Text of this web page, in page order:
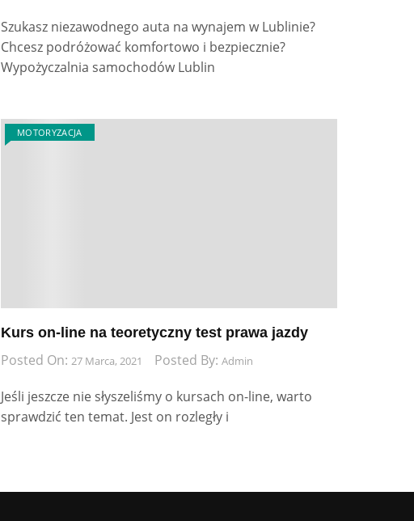
Szukasz niezawodnego auta na wynajem w Lublinie?
Chcesz podróżować komfortowo i bezpiecznie?
Wypożyczalnia samochodów Lublin
MOTORYZACJA
Kurs on-line na teoretyczny test prawa jazdy
Posted On: 27 Marca, 2021 Posted By: Admin
Jeśli jeszcze nie słyszeliśmy o kursach on-line, warto
sprawdzić ten temat. Jest on rozległy i